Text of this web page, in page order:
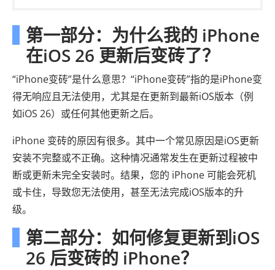
第一部分：为什么我的 iPhone
在iOS 26 更新后变砖了？
“iPhone变砖”是什么意思？“iPhone变砖”指的是iPhone变
得无响应且无法使用，尤其是在更新到最新iOS版本（例
如iOS 26）或任何其他更新之后。
iPhone 变砖的原因有很多。其中一个常见原因是iOS更新
安装不完整或不正确。这种情况通常发生在更新过程被中
断或更新未完全安装时。结果，您的 iPhone 可能会死机
或卡住，导致您无法使用，甚至无法完成iOS版本的升
级。
第二部分：如何修复更新到iOS
26 后变砖的 iPhone？